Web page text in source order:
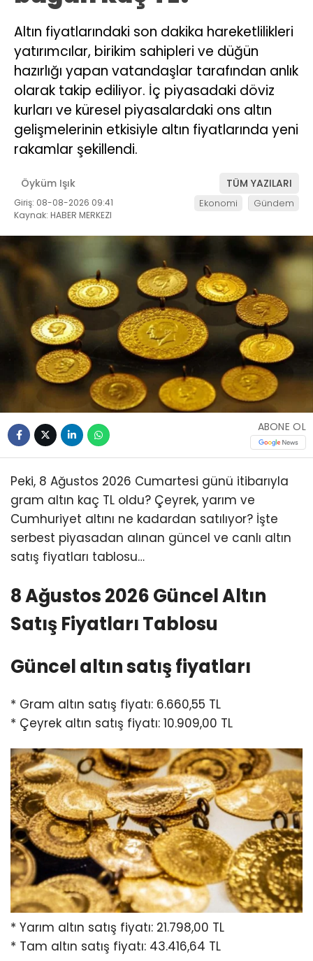
Altın fiyatlarındaki son dakika hareketlilikleri
yatırımcılar, birikim sahipleri ve düğün
hazırlığı yapan vatandaşlar tarafından anlık
olarak takip ediliyor. İç piyasadaki döviz
kurları ve küresel piyasalardaki ons altın
gelişmelerinin etkisiyle altın fiyatlarında yeni
rakamlar şekillendi.
Öyküm Işık TÜM YAZILARI
Giriş: 08-08-2026 09:41
Kaynak: HABER MERKEZI
Ekonomi Gündem
ABONE OL
Peki, 8 Ağustos 2026 Cumartesi günü itibarıyla
gram altın kaç TL oldu? Çeyrek, yarım ve
Cumhuriyet altını ne kadardan satılıyor? İşte
serbest piyasadan alınan güncel ve canlı altın
satış fiyatları tablosu…
8 Ağustos 2026 Güncel Altın
Satış Fiyatları Tablosu
Güncel altın satış fiyatları
* Gram altın satış fiyatı: 6.660,55 TL
* Çeyrek altın satış fiyatı: 10.909,00 TL
* Yarım altın satış fiyatı: 21.798,00 TL
* Tam altın satış fiyatı: 43.416,64 TL